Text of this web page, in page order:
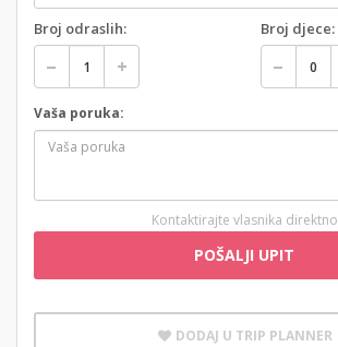
Broj odraslih: Broj djece:
Vaša poruka:
Kontaktirajte vlasnika direktno
POŠALJI UPIT
DODAJ U TRIP PLANNER